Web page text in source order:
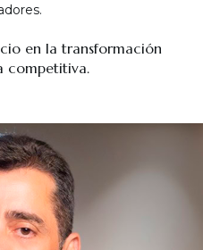
en la transformación
competitiva.